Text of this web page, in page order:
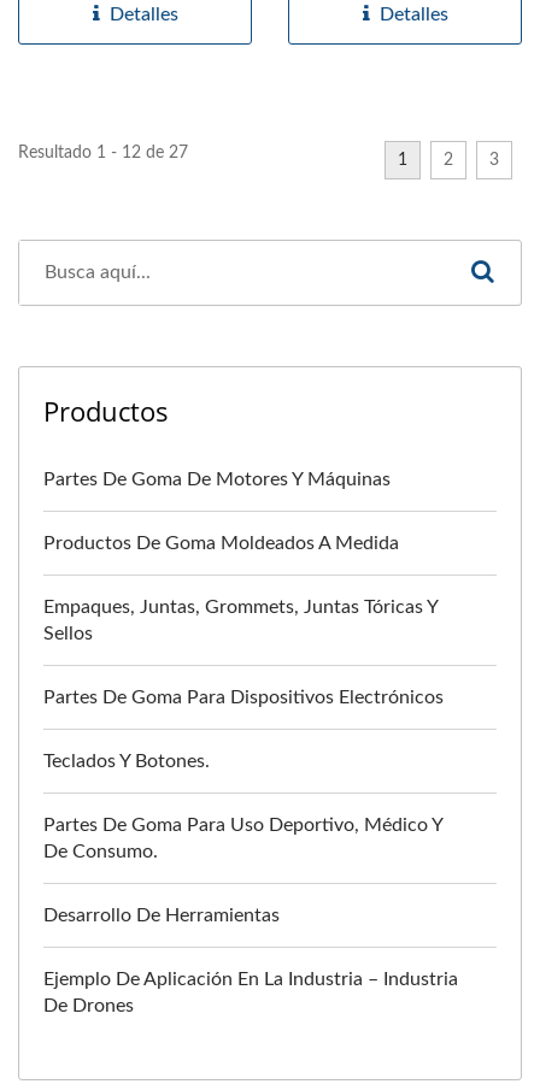
Detalles Detalles
Resultado 1 - 12 de 27 1 2 3
Productos
Partes De Goma De Motores Y Máquinas
Productos De Goma Moldeados A Medida
Empaques, Juntas, Grommets, Juntas Tóricas Y
Sellos
Partes De Goma Para Dispositivos Electrónicos
Teclados Y Botones.
Partes De Goma Para Uso Deportivo, Médico Y
De Consumo.
Desarrollo De Herramientas
Ejemplo De Aplicación En La Industria – Industria
De Drones